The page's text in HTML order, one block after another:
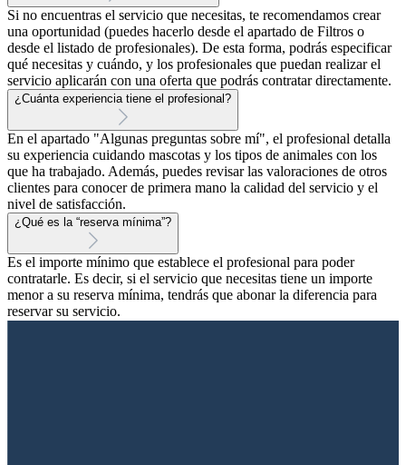
Si no encuentras el servicio que necesitas, te recomendamos crear
una oportunidad (puedes hacerlo desde el apartado de Filtros o
desde el listado de profesionales). De esta forma, podrás especificar
qué necesitas y cuándo, y los profesionales que puedan realizar el
servicio aplicarán con una oferta que podrás contratar directamente.
¿Cuánta experiencia tiene el profesional?
En el apartado "Algunas preguntas sobre mí", el profesional detalla
su experiencia cuidando mascotas y los tipos de animales con los
que ha trabajado. Además, puedes revisar las valoraciones de otros
clientes para conocer de primera mano la calidad del servicio y el
nivel de satisfacción.
¿Qué es la “reserva mínima”?
Es el importe mínimo que establece el profesional para poder
contratarle. Es decir, si el servicio que necesitas tiene un importe
menor a su reserva mínima, tendrás que abonar la diferencia para
reservar su servicio.